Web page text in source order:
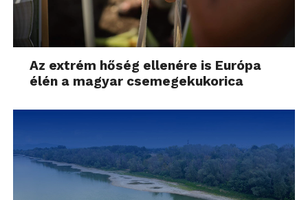
Az extrém hőség ellenére is Európa
élén a magyar csemegekukorica